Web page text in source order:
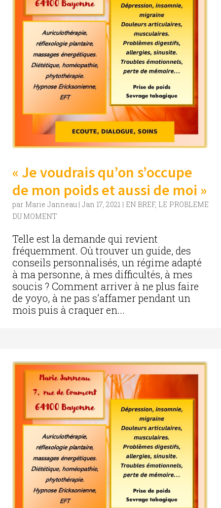
« Je voudrais qu’on s’occupe
de mon poids et aussi de moi »
par Marie Janneau|Jan 17, 2021| EN BREF, LE PROBLEME
DU MOMENT
Telle est la demande qui revient
fréquemment. Où trouver un guide, des
conseils personnalisés, un régime adapté
à ma personne, à mes difficultés, à mes
soucis ? Comment arriver à ne plus faire
de yoyo, à ne pas s’affamer pendant un
mois puis à craquer en...